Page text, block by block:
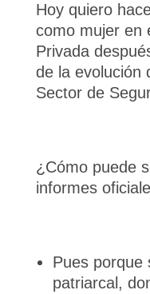
Hoy quiero
como mujer en
Privada
de la evolución
Sector de
¿Cómo puede
informes
Pues porque
patriarcal,